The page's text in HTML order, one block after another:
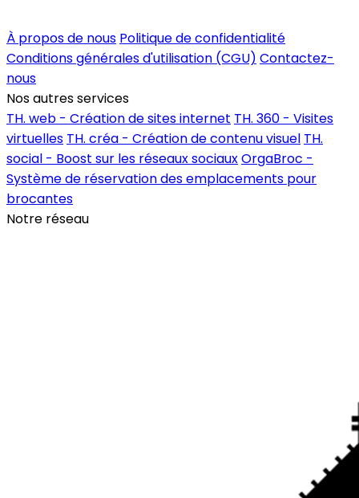
À propos de nous Politique de confidentialité
Conditions générales d'utilisation (CGU) Contactez-
nous
Nos autres services
TH. web - Création de sites internet TH. 360 - Visites
virtuelles TH. créa - Création de contenu visuel TH.
social - Boost sur les réseaux sociauxOrgaBroc -
Système de réservation des emplacements pour
brocantes
Notre réseau